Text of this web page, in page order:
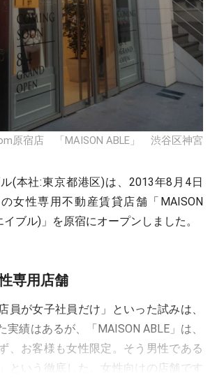
原宿店 「MAISON ABLE」 渋谷区神宮
(本社:東京都港区)は、2013年8月4日
女性専用不動産賃貸店舗「MAISON
ブル)」を原宿にオープンしました。
専用店舗
員が女子社員だけ」といった試みは、
実績はあるが、「MAISON ABLE」は、
、お客様も女性限定。そう男性である
という徹底した、女性向けの店舗です